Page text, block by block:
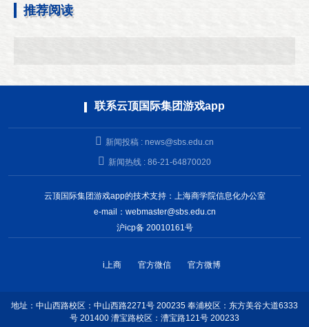
推荐阅读
联系云顶国际集团游戏app
新闻投稿 : news@sbs.edu.cn
新闻热线 : 86-21-64870020
云顶国际集团游戏app的技术支持：上海商学院信息化办公室
e-mail： webmaster@sbs.edu.cn
沪icp备 20010161号
i上商 官方微信 官方微博
地址：中山西路校区：中山西路2271号 200235 奉浦校区：东方美谷大道6333
号 201400 漕宝路校区：漕宝路121号 200233